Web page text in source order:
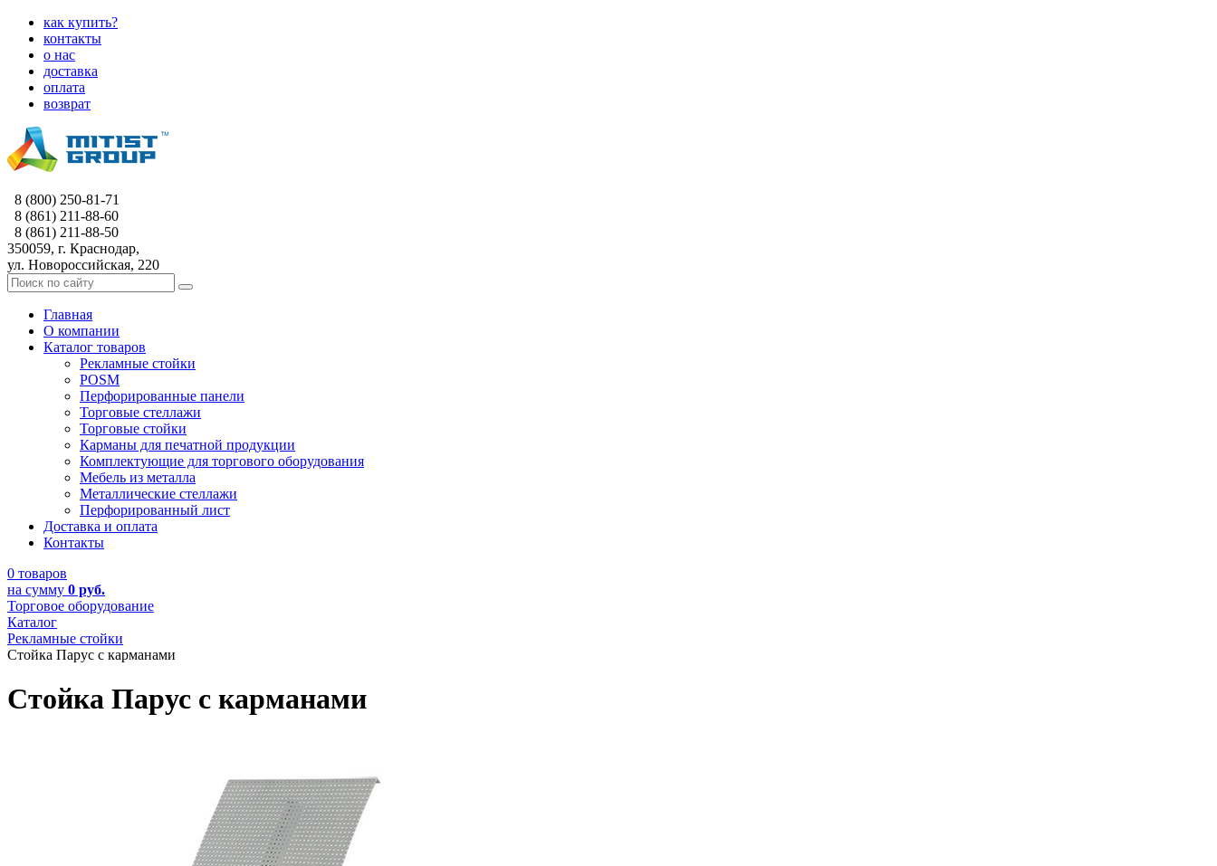
как купить?
контакты
о нас
доставка
оплата
возврат
8 (800) 250-81-71
8 (861) 211-88-60
8 (861) 211-88-50
350059, г. Краснодар,
ул. Новороссийская, 220
Главная
О компании
Каталог товаров
Рекламные стойки
POSM
Перфорированные панели
Торговые стеллажи
Торговые стойки
Карманы для печатной продукции
Комплектующие для торгового оборудования
Мебель из металла
Металлические стеллажи
Перфорированный лист
Доставка и оплата
Контакты
0 товаров
на сумму 0 руб.
Торговое оборудование
Каталог
Рекламные стойки
Стойка Парус с карманами
Стойка Парус с карманами